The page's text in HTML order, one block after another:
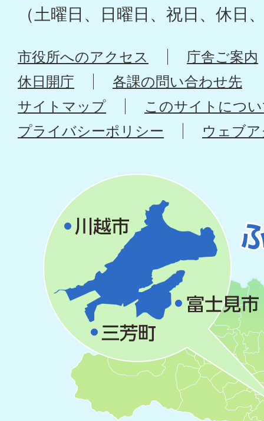
（土曜日、日曜日、祝日、休日
市役所へのアクセス
庁舎ご案内
休日開庁
各課の問い合わせ先
サイトマップ
このサイトにつ
プライバシーポリシー
ウェブ